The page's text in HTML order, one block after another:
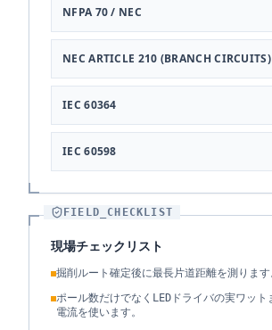
NFPA 70 / NEC
NEC ARTICLE 210 (BRANCH CIRCUITS)
IEC 60364
IEC 60598
FIELD_CHECKLIST
現場チェックリスト
掘削ルート確定後に最長片道距離を測ります
ポール数だけでなくLEDドライバの実ワット
電流を使います。